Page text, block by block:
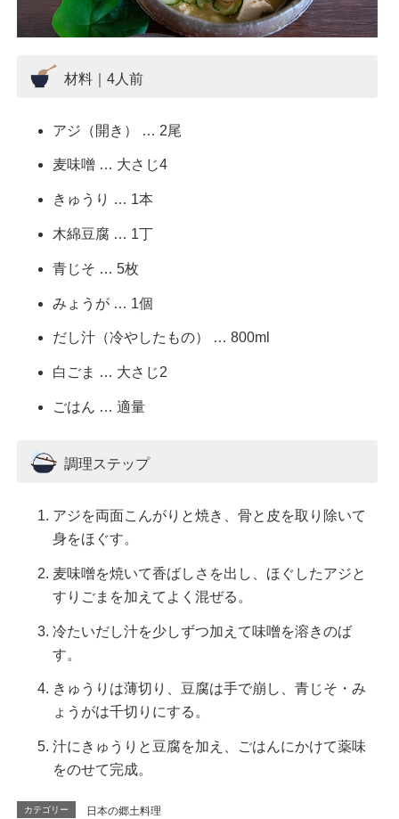
材料｜4人前
アジ（開き） … 2尾
麦味噌 … 大さじ4
きゅうり … 1本
木綿豆腐 … 1丁
青じそ … 5枚
みょうが … 1個
だし汁（冷やしたもの） … 800ml
白ごま … 大さじ2
ごはん … 適量
調理ステップ
アジを両面こんがりと焼き、骨と皮を取り除いて
身をほぐす。
麦味噌を焼いて香ばしさを出し、ほぐしたアジと
すりごまを加えてよく混ぜる。
冷たいだし汁を少しずつ加えて味噌を溶きのば
す。
きゅうりは薄切り、豆腐は手で崩し、青じそ・み
ょうがは千切りにする。
汁にきゅうりと豆腐を加え、ごはんにかけて薬味
をのせて完成。
カテゴリー 日本の郷土料理